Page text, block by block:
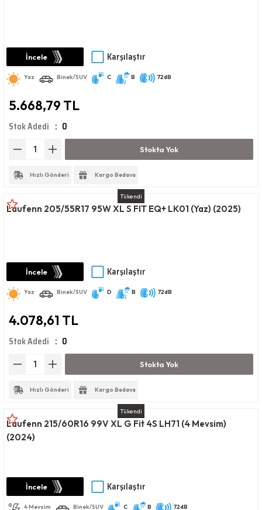
İncele Karşılaştır
Yaz Binek/SUV C B 72dB
5.668,79 TL
Stok Adedi 0
Stokta Yok
Hızlı Gönderi Kargo Bedava
Tükendi
Laufenn 205/55R17 95W XL S FIT EQ+ LK01 (Yaz) (2025)
İncele Karşılaştır
Yaz Binek/SUV D B 72dB
4.078,61 TL
Stok Adedi 0
Stokta Yok
Hızlı Gönderi Kargo Bedava
Tükendi
Laufenn 215/60R16 99V XL G Fit 4S LH71 (4 Mevsim)
(2024)
İncele Karşılaştır
4 Mevsim Binek/SUV C B 72dB